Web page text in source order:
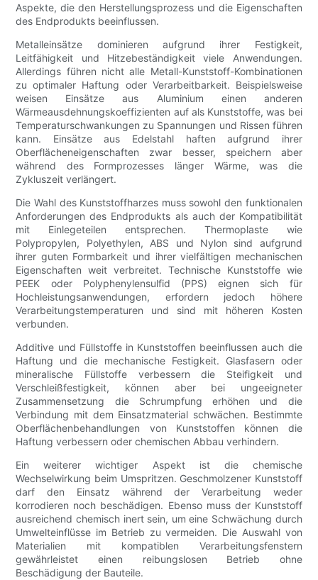
Aspekte, die den Herstellungsprozess und die Eigenschaften
des Endprodukts beeinflussen.
Metalleinsätze dominieren aufgrund ihrer Festigkeit,
Leitfähigkeit und Hitzebeständigkeit viele Anwendungen.
Allerdings führen nicht alle Metall-Kunststoff-Kombinationen
zu optimaler Haftung oder Verarbeitbarkeit. Beispielsweise
weisen Einsätze aus Aluminium einen anderen
Wärmeausdehnungskoeffizienten auf als Kunststoffe, was bei
Temperaturschwankungen zu Spannungen und Rissen führen
kann. Einsätze aus Edelstahl haften aufgrund ihrer
Oberflächeneigenschaften zwar besser, speichern aber
während des Formprozesses länger Wärme, was die
Zykluszeit verlängert.
Die Wahl des Kunststoffharzes muss sowohl den funktionalen
Anforderungen des Endprodukts als auch der Kompatibilität
mit Einlegeteilen entsprechen. Thermoplaste wie
Polypropylen, Polyethylen, ABS und Nylon sind aufgrund
ihrer guten Formbarkeit und ihrer vielfältigen mechanischen
Eigenschaften weit verbreitet. Technische Kunststoffe wie
PEEK oder Polyphenylensulfid (PPS) eignen sich für
Hochleistungsanwendungen, erfordern jedoch höhere
Verarbeitungstemperaturen und sind mit höheren Kosten
verbunden.
Additive und Füllstoffe in Kunststoffen beeinflussen auch die
Haftung und die mechanische Festigkeit. Glasfasern oder
mineralische Füllstoffe verbessern die Steifigkeit und
Verschleißfestigkeit, können aber bei ungeeigneter
Zusammensetzung die Schrumpfung erhöhen und die
Verbindung mit dem Einsatzmaterial schwächen. Bestimmte
Oberflächenbehandlungen von Kunststoffen können die
Haftung verbessern oder chemischen Abbau verhindern.
Ein weiterer wichtiger Aspekt ist die chemische
Wechselwirkung beim Umspritzen. Geschmolzener Kunststoff
darf den Einsatz während der Verarbeitung weder
korrodieren noch beschädigen. Ebenso muss der Kunststoff
ausreichend chemisch inert sein, um eine Schwächung durch
Umwelteinflüsse im Betrieb zu vermeiden. Die Auswahl von
Materialien mit kompatiblen Verarbeitungsfenstern
gewährleistet einen reibungslosen Betrieb ohne
Beschädigung der Bauteile.